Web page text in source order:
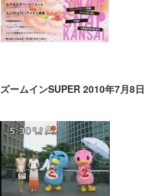
ズームインSUPER 2010年7月8日